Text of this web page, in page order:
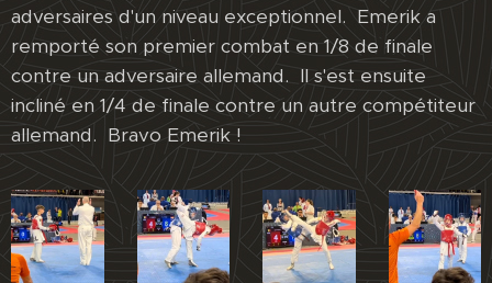
adversaires d'un niveau exceptionnel. Emerik a
remporté son premier combat en 1/8 de finale
contre un adversaire allemand. Il s'est ensuite
incliné en 1/4 de finale contre un autre compétiteur
allemand. Bravo Emerik !